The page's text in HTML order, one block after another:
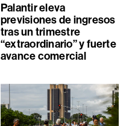
Palantir eleva
previsiones de ingresos
tras un trimestre
“extraordinario” y fuerte
avance comercial